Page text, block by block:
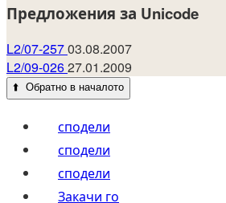
Предложения за Unicode
L2/07-25703.08.2007
L2/09-02627.01.2009
⬆️ Обратно в началото
сподели
сподели
сподели
Закачи го